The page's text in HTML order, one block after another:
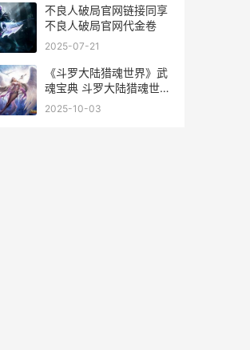
不良人破局官网链接同享
不良人破局官网代金卷
2025-07-21
《斗罗大陆猎魂世界》武
魂宝典 斗罗大陆猎魂世界
37手游官网
2025-10-03